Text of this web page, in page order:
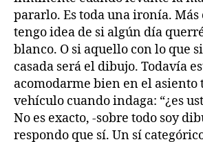
pararlo. Es toda una ironía. Más
tengo idea de si algún día
blanco. O si aquello con lo que
casada será el dibujo. Todavía
acomodarme bien en el asiento
vehículo cuando indaga: “¿es
No es exacto, -sobre todo soy
respondo que sí. Un sí